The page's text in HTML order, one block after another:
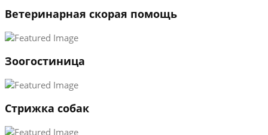
2
→
Ветеринарная скорая помощь
Зоогостиница
Стрижка собак